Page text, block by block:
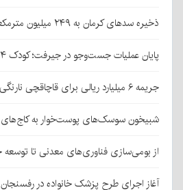
ذخیره سدهای کرمان به ۲۴۹ میلیون مترمکعب رسید
پایان عملیات جست‌وجو در جیرفت؛ کودک ۴ ساله دلفاردی پیدا شد
جریمه ۶ میلیارد ریالی برای قاچاقچی نارنگی پاکستانی در بافت
شبیخون سوسک‌های پوست‌خوار به کاج‌های
از بومی‌سازی فناوری‌های معدنی تا
آغاز اجرای طرح پزشک خانواده در رفسنجان